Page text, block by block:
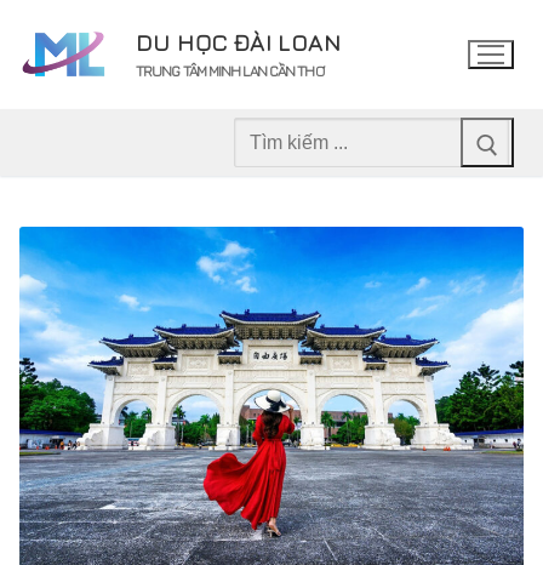
nội
DU HỌC ĐÀI LOAN
TRUNG TÂM MINH LAN CẦN THƠ
Tìm